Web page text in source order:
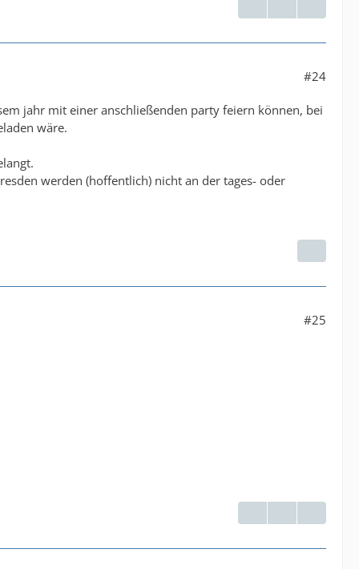
#24
jahr mit einer anschließenden party feiern können, bei
wäre.
werden (hoffentlich) nicht an der tages- oder
#25